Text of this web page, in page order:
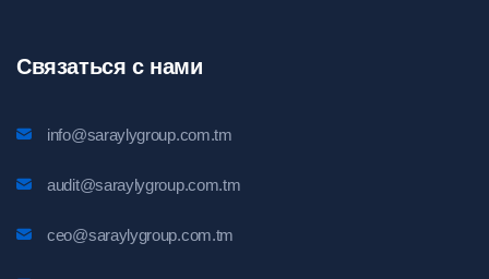
Связаться с нами
info@saraylygroup.com.tm
audit@saraylygroup.com.tm
ceo@saraylygroup.com.tm